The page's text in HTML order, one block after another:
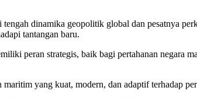
dinamika geopolitik global dan pesatnya
tantangan baru.
peran strategis, baik bagi pertahanan negara
yang kuat, modern, dan adaptif terhadap